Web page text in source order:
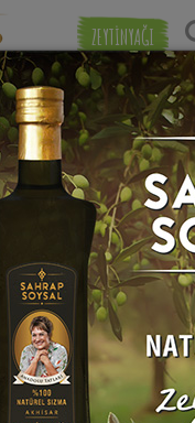
ZEYTİNYAĞI
Eşleşmeye